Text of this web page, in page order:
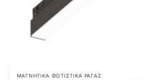
ΜΑΓΝΗΤΙΚΆ ΦΩΤΙΣΤΙΚΆ ΡΆΓΑΣ